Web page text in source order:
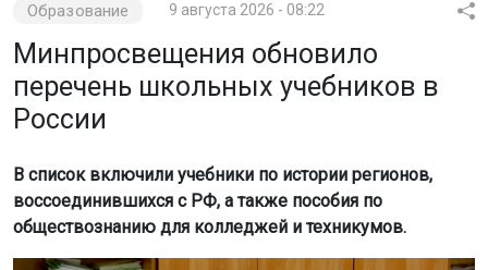
Образование 9 августа 2026 - 08:22
Минпросвещения обновило
перечень школьных учебников в
России
В список включили учебники по истории регионов,
воссоединившихся с РФ, а также пособия по
обществознанию для колледжей и техникумов.